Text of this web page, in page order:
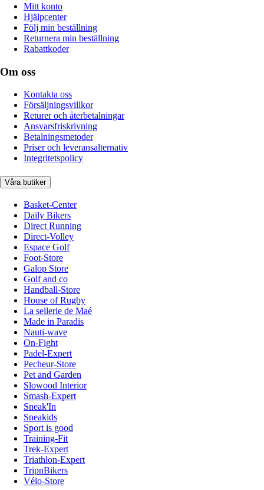
Mitt konto
Hjälpcenter
Följ min beställning
Returnera min beställning
Rabattkoder
Om oss
Kontakta oss
Försäljningsvillkor
Returer och återbetalningar
Ansvarsfriskrivning
Betalningsmetoder
Priser och leveransalternativ
Integritetspolicy
Våra butiker
Basket-Center
Daily Bikers
Direct Running
Direct-Volley
Espace Golf
Foot-Store
Galop Store
Golf and co
Handball-Store
House of Rugby
La sellerie de Maé
Made in Paradis
Nauti-wave
On-Fight
Padel-Expert
Pecheur-Store
Pet and Garden
Slowood Interior
Smash-Expert
Sneak'In
Sneakids
Sport is good
Training-Fit
Trek-Expert
Triathlon-Expert
TripnBikers
Vélo-Store